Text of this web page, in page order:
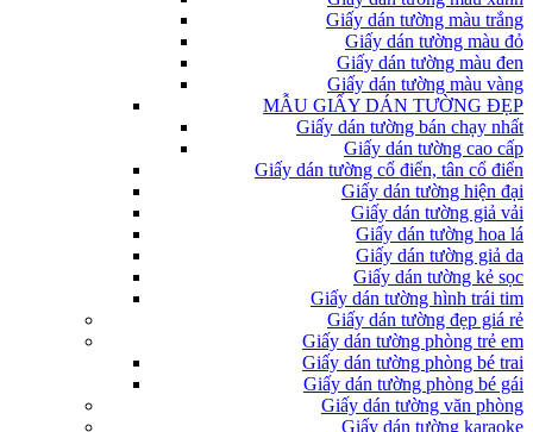
Giấy dán tường màu trắng
Giấy dán tường màu đỏ
Giấy dán tường màu đen
Giấy dán tường màu vàng
MẪU GIẤY DÁN TƯỜNG ĐẸP
Giấy dán tường bán chạy nhất
Giấy dán tường cao cấp
Giấy dán tường cổ điển, tân cổ điển
Giấy dán tường hiện đại
Giấy dán tường giả vải
Giấy dán tường hoa lá
Giấy dán tường giả da
Giấy dán tường kẻ sọc
Giấy dán tường hình trái tim
Giấy dán tường đẹp giá rẻ
Giấy dán tường phòng trẻ em
Giấy dán tường phòng bé trai
Giấy dán tường phòng bé gái
Giấy dán tường văn phòng
Giấy dán tường karaoke